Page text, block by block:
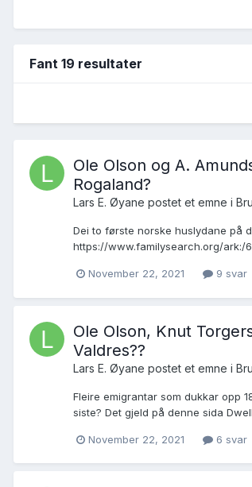
Fant 19 resultater
Ole Olson og A.
Rogaland?
Lars E. Øyane postet et emne i
Dei to første norske huslydane på
https://www.familysearch.org/ark:/
November 22, 2021 9 svar
Ole Olson, Knut
Valdres??
Lars E. Øyane postet et emne i
Fleire emigrantar som dukkar opp
siste? Det gjeld på denne sida
November 22, 2021 6 svar